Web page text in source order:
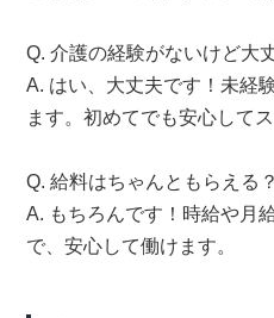
Q. 介護の経験がないけど大
A. はい、大丈夫です！未経
ます。初めてでも安心して
Q. 給料はちゃんともらえる？
A. もちろんです！時給や月
で、安心して働けます。